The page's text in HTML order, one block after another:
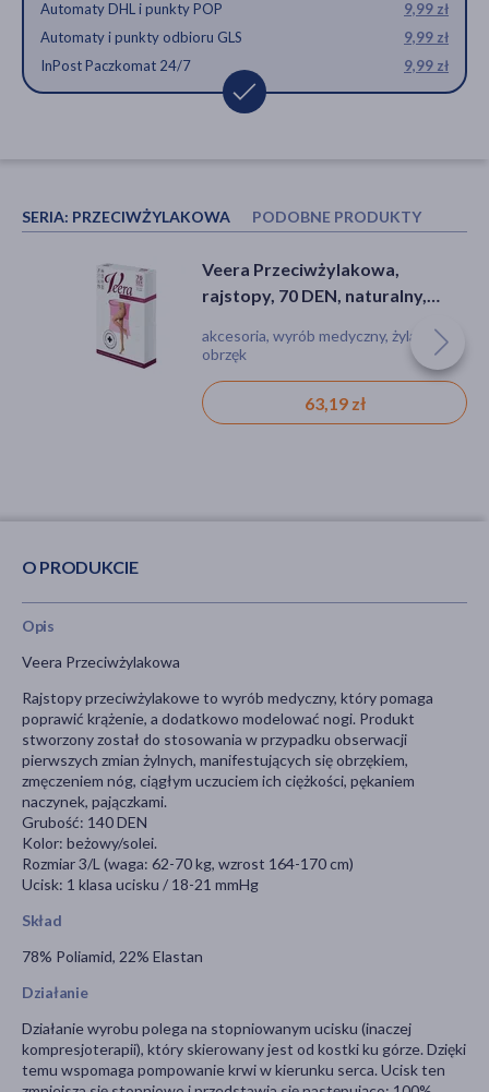
Automaty DHL i punkty POP
9,99 zł
Automaty i punkty odbioru GLS
9,99 zł
InPost Paczkomat 24/7
9,99 zł
SERIA: PRZECIWŻYLAKOWA PODOBNE PRODUKTY
Enilome Healthy Beauty Aloe,
rajstopy półmatowe, kolor
cellulit
19,99 zł
Veera Przeciwżylakowa,
rajstopy, 140 DEN, czarne,
akcesoria, wyrób medyczny, żylaki, ból,
obrzęk
63,39 zł
Veera Przeciwżylakowa,
rajstopy, 70 DEN, naturalny,
akcesoria, wyrób medyczny, żylaki, ból,
obrzęk
63,19 zł
O PRODUKCIE
Opis
Veera Przeciwżylakowa
Rajstopy przeciwżylakowe to wyrób medyczny, który pomaga
poprawić krążenie, a dodatkowo modelować nogi. Produkt
stworzony został do stosowania w przypadku obserwacji
pierwszych zmian żylnych, manifestujących się obrzękiem,
zmęczeniem nóg, ciągłym uczuciem ich ciężkości, pękaniem
naczynek, pajączkami.
Grubość: 140 DEN
Kolor: beżowy/solei.
Rozmiar 3/L (waga: 62-70 kg, wzrost 164-170 cm)
Ucisk: 1 klasa ucisku / 18-21 mmHg
Skład
78% Poliamid, 22% Elastan
Działanie
Działanie wyrobu polega na stopniowanym ucisku (inaczej
kompresjoterapii), który skierowany jest od kostki ku górze. Dzięki
temu wspomaga pompowanie krwi w kierunku serca. Ucisk ten